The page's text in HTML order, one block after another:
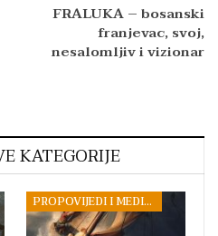
FRALUKA – bosanski
franjevac, svoj,
nesalomljiv i vizionar
KATEGORIJE
PROPOVIJEDI I MEDITACIJE